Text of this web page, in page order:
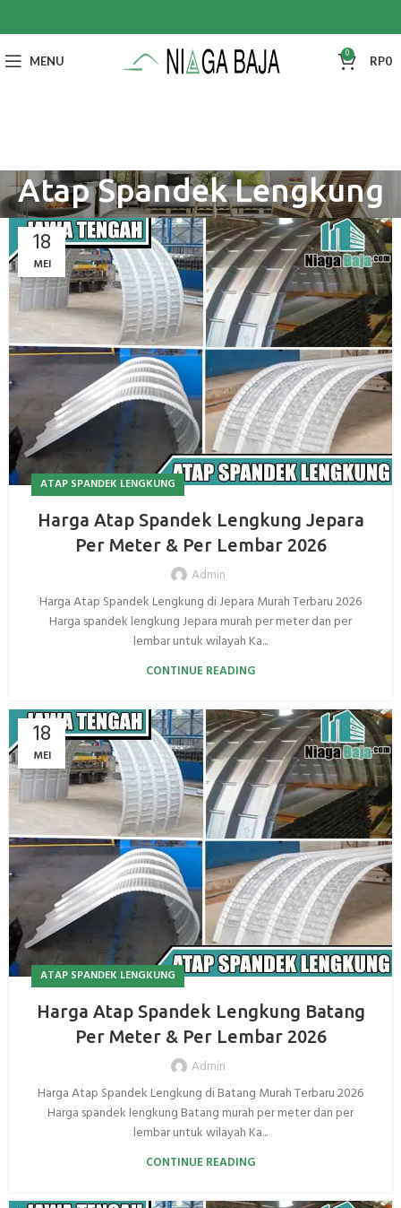
MENU 0 RP0
Atap Spandek Lengkung
18
MEI
ATAP SPANDEK LENGKUNG
Harga Atap Spandek Lengkung Jepara
Per Meter & Per Lembar 2026
Admin
Harga Atap Spandek Lengkung di Jepara Murah Terbaru 2026
Harga spandek lengkung Jepara murah per meter dan per
lembar untuk wilayah Ka...
CONTINUE READING
18
MEI
ATAP SPANDEK LENGKUNG
Harga Atap Spandek Lengkung Batang
Per Meter & Per Lembar 2026
Admin
Harga Atap Spandek Lengkung di Batang Murah Terbaru 2026
Harga spandek lengkung Batang murah per meter dan per
lembar untuk wilayah Ka...
CONTINUE READING